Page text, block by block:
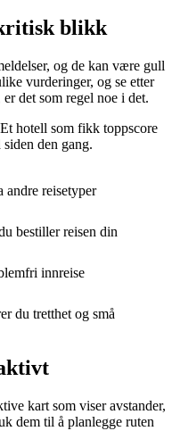
blikk
og de kan være gull
vurderinger, og se etter
det som regel noe i det.
hotell som fikk toppscore
den gang.
reisetyper
bestiller reisen din
innreise
du tretthet og små
kart som viser avstander,
dem til å planlegge ruten